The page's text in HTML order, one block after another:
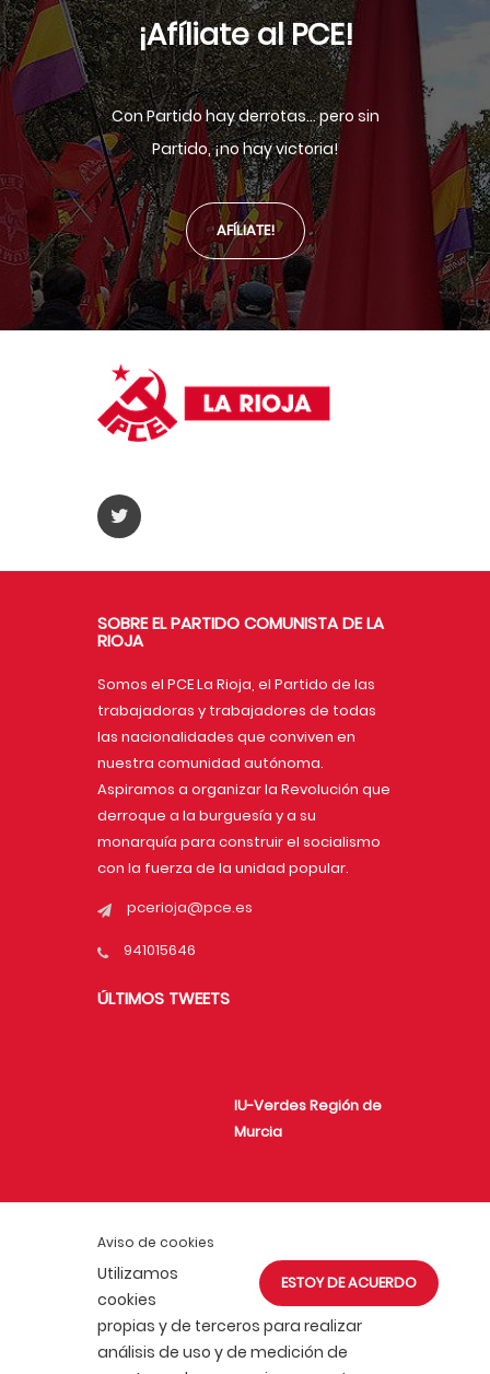
Aviso de cookies
ESTOY DE ACUERDO
Utilizamos
cookies
propias y de terceros para realizar
análisis de uso y de medición de
¡Afíliate al PCE!
Con Partido hay derrotas... pero sin
Partido, ¡no hay victoria!
AFÍLIATE!
SOBRE EL PARTIDO COMUNISTA DE LA
RIOJA
Somos el PCE La Rioja, el Partido de las
trabajadoras y trabajadores de todas
las nacionalidades que conviven en
nuestra comunidad autónoma.
Aspiramos a organizar la Revolución que
derroque a la burguesía y a su
monarquía para construir el socialismo
con la fuerza de la unidad popular.
pcerioja@pce.es
941015646
ÚLTIMOS TWEETS
IU-Verdes Región de
Murcia
Comunistas de
España